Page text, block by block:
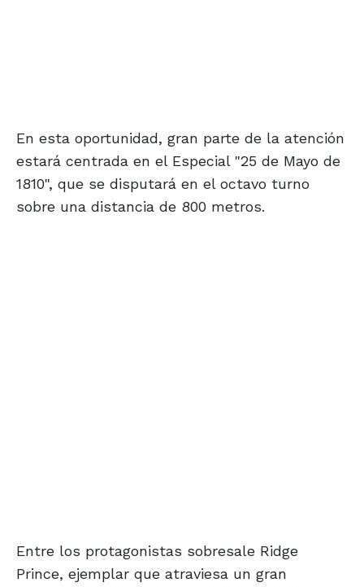
En esta oportunidad, gran parte de la atención
estará centrada en el Especial "25 de Mayo de
1810", que se disputará en el octavo turno
sobre una distancia de 800 metros.
Entre los protagonistas sobresale Ridge
Prince, ejemplar que atraviesa un gran